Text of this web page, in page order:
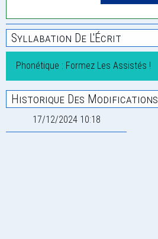
Syllabation De L'Écrit
Phonétique : Formez Les Assistés !
Historique Des Modifications
17/12/2024 10:18